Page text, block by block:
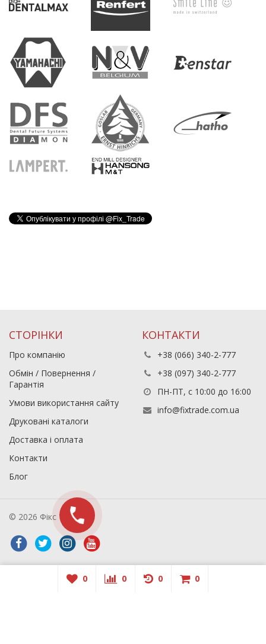
СТОРІНКИ
Про компанію
Обмін / Повернення /
Гарантія
Умови використання сайту
Друковані каталоги
Доставка і оплата
Контакти
Блог
КОНТАКТИ
+38 (066) 340-2-777
+38 (097) 340-2-777
ПН-ПТ, с 10:00 до 16:00
info@fixtrade.com.ua
© 2026 Фікс Трейд
0 0 0 0